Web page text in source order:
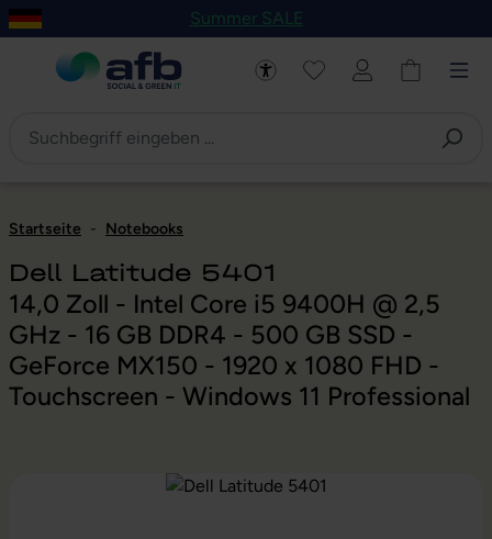
Hauptinhalt springen
Zur Navigation der B2B-Plattform springen
Summer SALE
Startseite - Notebooks
Dell Latitude 5401
14,0 Zoll - Intel Core i5 9400H @ 2,5
GHz - 16 GB DDR4 - 500 GB SSD -
GeForce MX150 - 1920 x 1080 FHD -
Touchscreen - Windows 11 Professional
Bildergalerie überspringen